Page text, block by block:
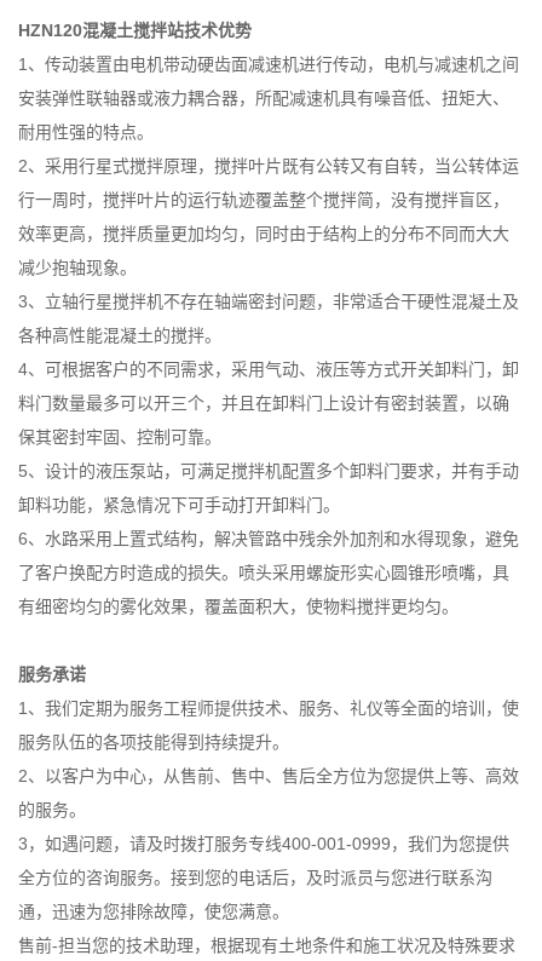
HZN120混凝土搅拌站技术优势
1、传动装置由电机带动硬齿面减速机进行传动，电机与减速机之间
安装弹性联轴器或液力耦合器，所配减速机具有噪音低、扭矩大、
耐用性强的特点。
2、采用行星式搅拌原理，搅拌叶片既有公转又有自转，当公转体运
行一周时，搅拌叶片的运行轨迹覆盖整个搅拌简，没有搅拌盲区，
效率更高，搅拌质量更加均匀，同时由于结构上的分布不同而大大
减少抱轴现象。
3、立轴行星搅拌机不存在轴端密封问题，非常适合干硬性混凝土及
各种高性能混凝土的搅拌。
4、可根据客户的不同需求，采用气动、液压等方式开关卸料门，卸
料门数量最多可以开三个，并且在卸料门上设计有密封装置，以确
保其密封牢固、控制可靠。
5、设计的液压泵站，可满足搅拌机配置多个卸料门要求，并有手动
卸料功能，紧急情况下可手动打开卸料门。
6、水路采用上置式结构，解决管路中残余外加剂和水得现象，避免
了客户换配方时造成的损失。喷头采用螺旋形实心圆锥形喷嘴，具
有细密均匀的雾化效果，覆盖面积大，使物料搅拌更均匀。
服务承诺
1、我们定期为服务工程师提供技术、服务、礼仪等全面的培训，使
服务队伍的各项技能得到持续提升。
2、以客户为中心，从售前、售中、售后全方位为您提供上等、高效
的服务。
3，如遇问题，请及时拨打服务专线400-001-0999，我们为您提供
全方位的咨询服务。接到您的电话后，及时派员与您进行联系沟
通，迅速为您排除故障，使您满意。
售前-担当您的技术助理，根据现有土地条件和施工状况及特殊要求